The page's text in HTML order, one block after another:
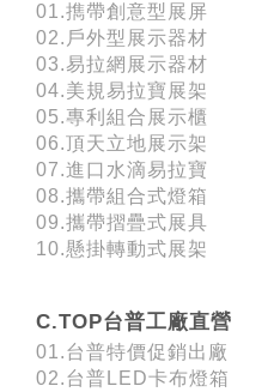
01.擕帶創意型展屏
02.戶外型展示器材
03.易拉網展示器材
04.美規易拉寶展架
05.專利組合展示櫃
06.頂天立地展示架
07.進口水滴易拉寶
08.攜帶組合式燈箱
09.攜帶摺疊式展具
10.懸掛轉動式展架
C.TOP台普工廠直營
01.台普特價促銷出廠
02.台普LED卡布燈箱